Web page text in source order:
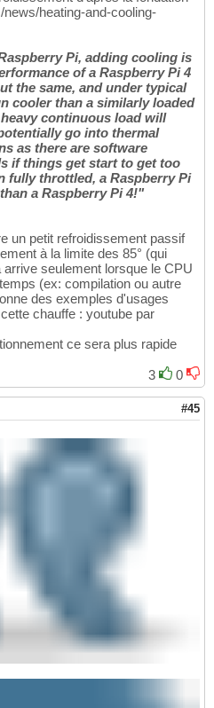
heating-and-cooling-
Pi, adding cooling is
of a Raspberry Pi 4
the same, and under typical
cooler than a similarly loaded
continuous load will
go into thermal
as there are software
if things get start to get too
fully throttled, a Raspberry Pi
a Raspberry Pi 4!"
un petit refroidissement passif
à la limite des 85° (qui
seulement lorsque le CPU
(ex: compilation ou autre
des exemples d'usages
chauffe : youtube par
ce sera plus rapide
3
0
#45